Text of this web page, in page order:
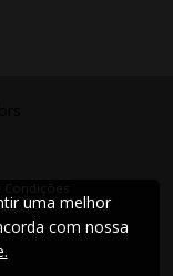
uma melhor
com nossa